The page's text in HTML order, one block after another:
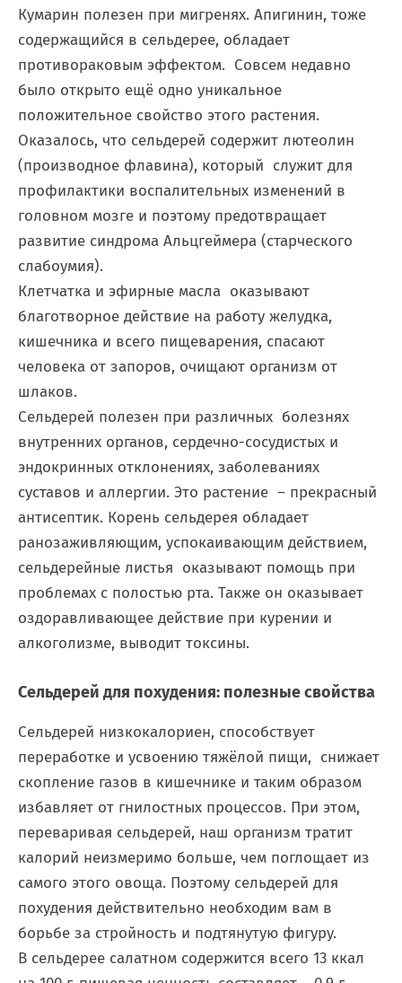
Кумарин полезен при мигренях. Апигинин, тоже
содержащийся в сельдерее, обладает
противораковым эффектом. Совсем недавно
было открыто ещё одно уникальное
положительное свойство этого растения.
Оказалось, что сельдерей содержит лютеолин
(производное флавина), который служит для
профилактики воспалительных изменений в
головном мозге и поэтому предотвращает
развитие синдрома Альцгеймера (старческого
слабоумия).
Клетчатка и эфирные масла оказывают
благотворное действие на работу желудка,
кишечника и всего пищеварения, спасают
человека от запоров, очищают организм от
шлаков.
Сельдерей полезен при различных болезнях
внутренних органов, сердечно-сосудистых и
эндокринных отклонениях, заболеваниях
суставов и аллергии. Это растение – прекрасный
антисептик. Корень сельдерея обладает
ранозаживляющим, успокаивающим действием,
сельдерейные листья оказывают помощь при
проблемах с полостью рта. Также он оказывает
оздоравливающее действие при курении и
алкоголизме, выводит токсины.
Сельдерей для похудения: полезные свойства
Сельдерей низкокалориен, способствует
переработке и усвоению тяжёлой пищи, снижает
скопление газов в кишечнике и таким образом
избавляет от гнилостных процессов. При этом,
переваривая сельдерей, наш организм тратит
калорий неизмеримо больше, чем поглощает из
самого этого овоща. Поэтому сельдерей для
похудения действительно необходим вам в
борьбе за стройность и подтянутую фигуру.
В сельдерее салатном содержится всего 13 ккал